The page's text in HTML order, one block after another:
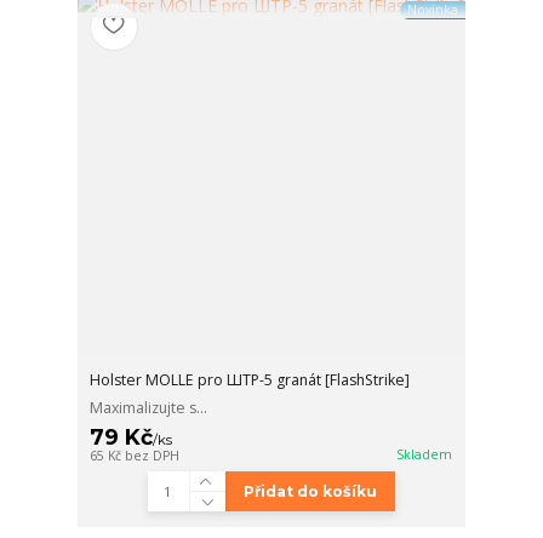
Novinka
Holster MOLLE pro ШТР-5 granát [FlashStrike]
Maximalizujte s...
79 Kč/ks
65 Kč bez DPH Skladem
Přidat do košíku